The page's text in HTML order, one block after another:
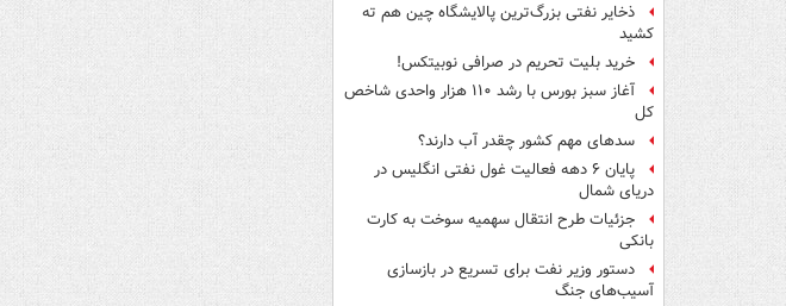
ذخایر نفتی بزرگ‌ترین پالایشگاه چین هم ته
کشید
خرید بلیت تحریم در صرافی نوبیتکس!
آغاز سبز بورس با رشد ۱۱۰ هزار واحدی شاخص
کل
سدهای مهم کشور چقدر آب دارند؟
پایان ۶ دهه فعالیت غول نفتی انگلیس در
دریای شمال
جزئیات طرح انتقال سهمیه سوخت به کارت
بانکی
دستور وزیر نفت برای تسریع در بازسازی
آسیب‌های جنگ